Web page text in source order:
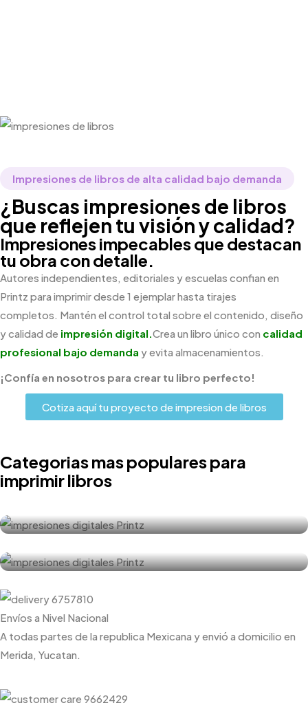
Impresiones de libros de alta calidad bajo demanda
¿Buscas impresiones de libros
que reflejen tu visión y calidad?
Impresiones impecables que destacan
tu obra con detalle.
Autores independientes, editoriales y escuelas confian en
Printz para imprimir desde 1 ejemplar hasta tirajes
completos. Mantén el control total sobre el contenido, diseño
y calidad de impresión digital.Crea un libro único con calidad
profesional bajo demanda y evita almacenamientos.
¡Confía en nosotros para crear tu libro perfecto!
Cotiza aquí tu proyecto de impresion de libros
Categorias mas populares para
imprimir libros
Envíos a Nivel Nacional
A todas partes de la republica Mexicana y envió a domicilio en
Merida, Yucatan.